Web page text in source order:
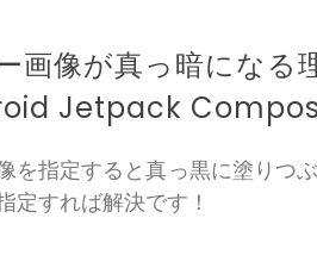
画像が真っ暗になる
Jetpack
を指定すると真っ黒に塗りつぶ
すれば解決です！